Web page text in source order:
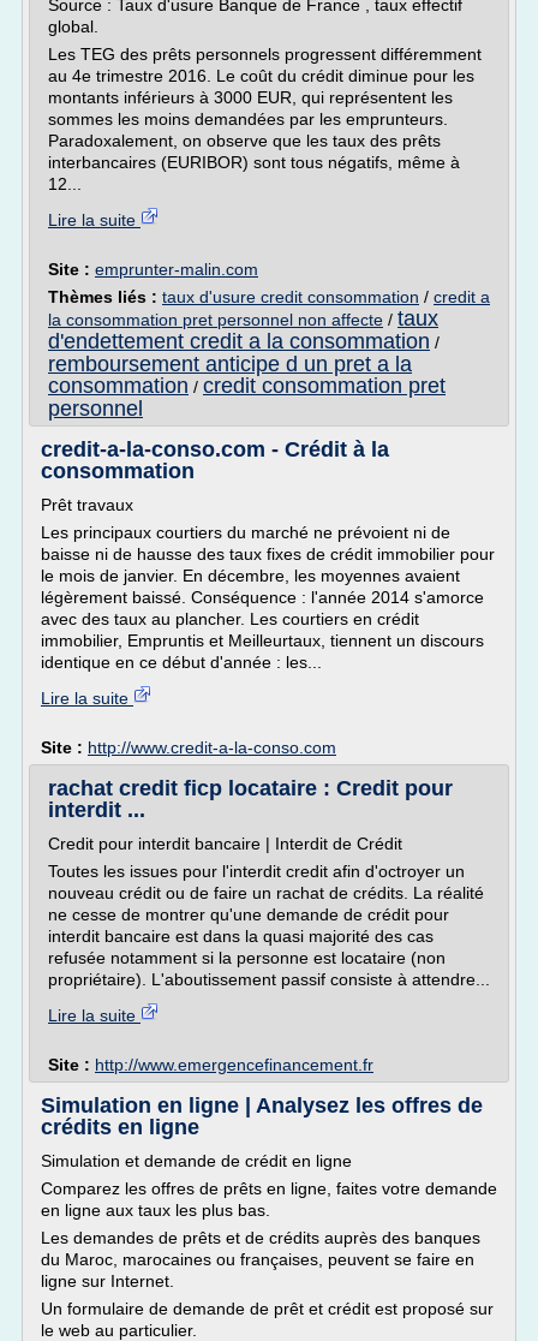
Source : Taux d'usure Banque de France , taux effectif
global.
Les TEG des prêts personnels progressent différemment
au 4e trimestre 2016. Le coût du crédit diminue pour les
montants inférieurs à 3000 EUR, qui représentent les
sommes les moins demandées par les emprunteurs.
Paradoxalement, on observe que les taux des prêts
interbancaires (EURIBOR) sont tous négatifs, même à
12...
Lire la suite
Site : emprunter-malin.com
Thèmes liés : taux d'usure credit consommation / credit a
la consommation pret personnel non affecte / taux
d'endettement credit a la consommation /
remboursement anticipe d un pret a la
consommation / credit consommation pret
personnel
credit-a-la-conso.com - Crédit à la
consommation
Prêt travaux
Les principaux courtiers du marché ne prévoient ni de
baisse ni de hausse des taux fixes de crédit immobilier pour
le mois de janvier. En décembre, les moyennes avaient
légèrement baissé. Conséquence : l'année 2014 s'amorce
avec des taux au plancher. Les courtiers en crédit
immobilier, Empruntis et Meilleurtaux, tiennent un discours
identique en ce début d'année : les...
Lire la suite
Site : http://www.credit-a-la-conso.com
rachat credit ficp locataire : Credit pour
interdit ...
Credit pour interdit bancaire | Interdit de Crédit
Toutes les issues pour l'interdit credit afin d'octroyer un
nouveau crédit ou de faire un rachat de crédits. La réalité
ne cesse de montrer qu'une demande de crédit pour
interdit bancaire est dans la quasi majorité des cas
refusée notamment si la personne est locataire (non
propriétaire). L'aboutissement passif consiste à attendre...
Lire la suite
Site : http://www.emergencefinancement.fr
Simulation en ligne | Analysez les offres de
crédits en ligne
Simulation et demande de crédit en ligne
Comparez les offres de prêts en ligne, faites votre demande
en ligne aux taux les plus bas.
Les demandes de prêts et de crédits auprès des banques
du Maroc, marocaines ou françaises, peuvent se faire en
ligne sur Internet.
Un formulaire de demande de prêt et crédit est proposé sur
le web au particulier.